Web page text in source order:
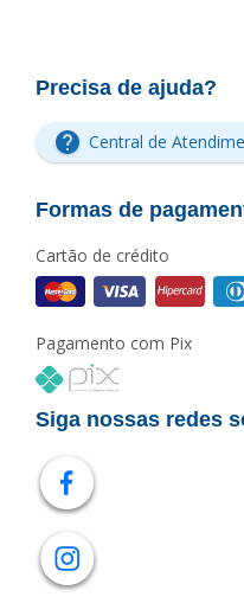
Precisa de ajuda?
Central de
Formas de
Cartão de crédito
Pagamento com Pix
Siga nossas redes